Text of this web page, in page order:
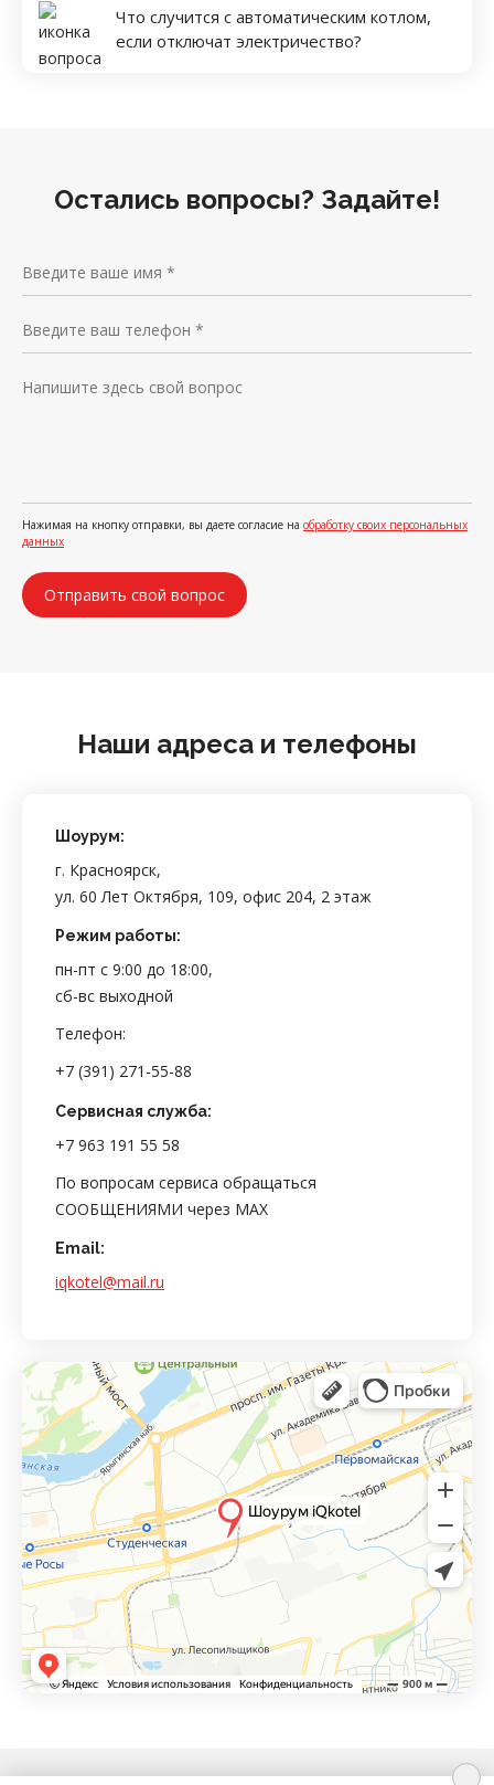
Что случится с автоматическим котлом,
если отключат электричество?
Остались вопросы? Задайте!
Нажимая на кнопку отправки, вы даете согласие на обработку своих персональных
данных
Наши адреса и телефоны
Шоурум:
г. Красноярск,
ул. 60 Лет Октября, 109, офис 204, 2 этаж
Режим работы:
пн-пт с 9:00 до 18:00,
сб-вс выходной
Телефон:
+7 (391) 271-55-88
Сервисная служба:
+7 963 191 55 58
По вопросам сервиса обращаться
СООБЩЕНИЯМИ через MAX
Email:
iqkotel@mail.ru